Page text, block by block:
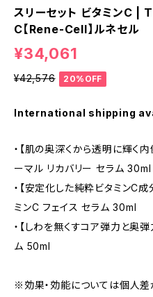
スリーセット ビタミン
C【Rene-Cell】ルネセル
¥34,061
¥42,576 20%OFF
International shipping
・【肌の奥深くから透明に輝く
ーマル リカバリー セラム 30ml
・【安定化した純粋ビタミンC
ミンC フェイス セラム 30ml
・【しわを無くすコア弾力と奥
ム 50ml
※効果・効能については個人差